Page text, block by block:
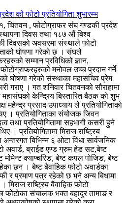
को फोटो प्रतियोगिता शुभारम्भ
चितवन , फोटोग्राफर संघ गण्डकी प्रदेश
दिवस तथा १८७ औं बिश्व
दिवसको अवसरमा संस्थाले फोटो
घोषणा गरेको छ । संघले
सम्मान प्रविधिको ज्ञान,
मनोवल उच्च प्रदान गर्ने
घोषणा गरेको संस्थाका महासचिव प्रेम
गराए । गत शनिवार चितवनको सौराहामा
महासंघको केन्द्रिय बिस्तारित बैठक को शुभ
महेन्द्र प्रसाद उपाध्याय ले प्रतियोगिताको
। प्रतियोगिताका संयोजक जिवन
तथा प्रतियोगितामा सहभागी कसरी हुने
। प्रतियोगितामा मिराज राष्ट्रिय
अन्तरगत बिभिन्न ६ ओटा विधा सार्वजनिक
अवार्ड, ब्राईड एण्ड ग्रुम हेड सट,बेष्ट
क्याप्चरिङ, बेष्ट कपल पोजिङ, बेष्ट
छन । बेष्ट बैवाहिक फोटो अवार्डका
र प्रमाण पत्र रहेको छ भने अन्य बिधामा
राष्ट्रिय बैवाहिक फोटो
फोटोका संचालक भक्त बहादुर तामाङ र